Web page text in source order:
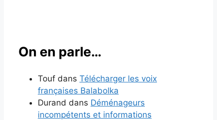
On en parle…
Touf dans Télécharger les voix
françaises Balabolka
Durand dans Déménageurs
incompétents et informations